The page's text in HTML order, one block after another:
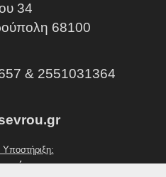
34
68100
& 2551031364
Υποστήριξη: